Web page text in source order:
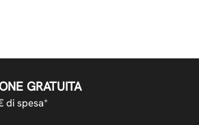
GRATUITA
di spesa*